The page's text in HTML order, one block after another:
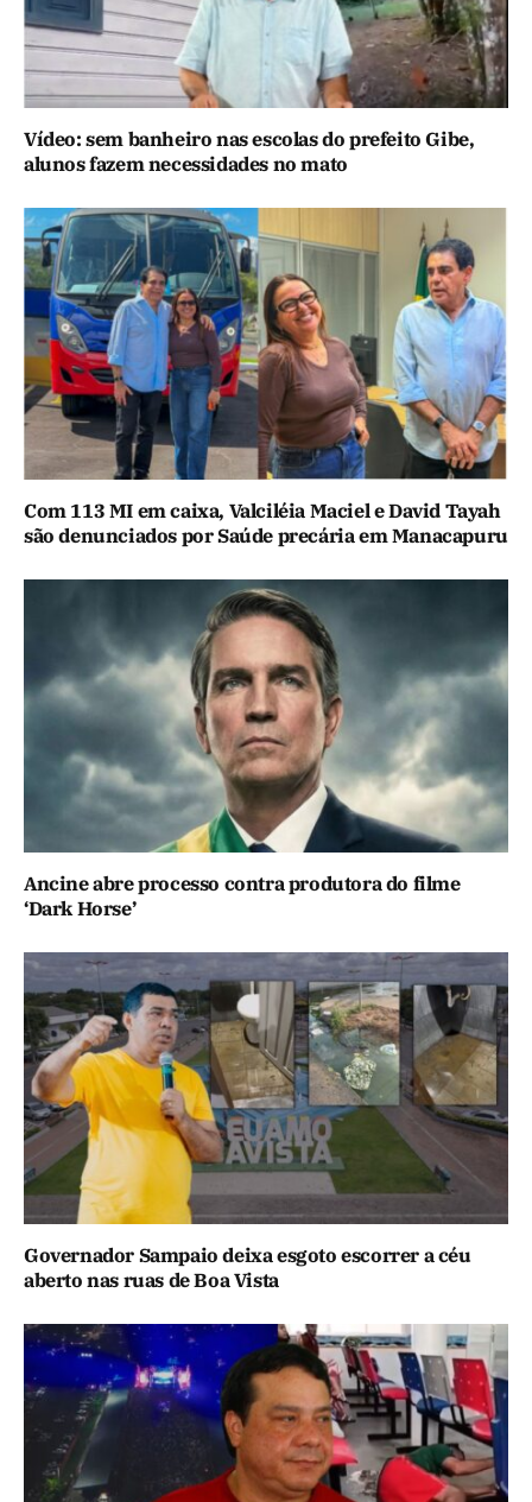
Vídeo: sem banheiro nas escolas do prefeito Gibe,
alunos fazem necessidades no mato
Com 113 MI em caixa, Valciléia Maciel e David Tayah
são denunciados por Saúde precária em Manacapuru
Ancine abre processo contra produtora do filme
‘Dark Horse’
Governador Sampaio deixa esgoto escorrer a céu
aberto nas ruas de Boa Vista